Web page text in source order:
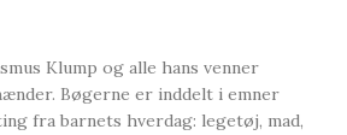
Klump og alle hans venner
Bøgerne er inddelt i emner
fra barnets hverdag: legetøj, mad,